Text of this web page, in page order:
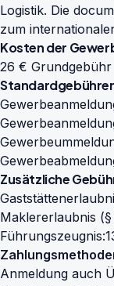
Logistik. Die
zum
Kosten der
26 € Grundgebühr
Zusätzliche
Maklererlaubnis
Führungszeugnis:
Anmeldung auch